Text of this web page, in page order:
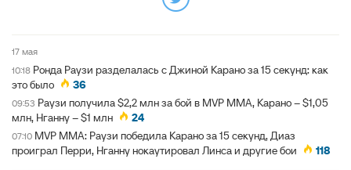
17 мая
10:18 Ронда Раузи разделалась с Джиной Карано за 15 секунд: как
это было
36
09:53 Раузи получила $2,2 млн за бой в MVP MMA, Карано – $1,05
млн, Нганну – $1 млн
24
07:10 MVP MMA: Раузи победила Карано за 15 секунд, Диаз
проиграл Перри, Нганну нокаутировал Линса и другие бои
118